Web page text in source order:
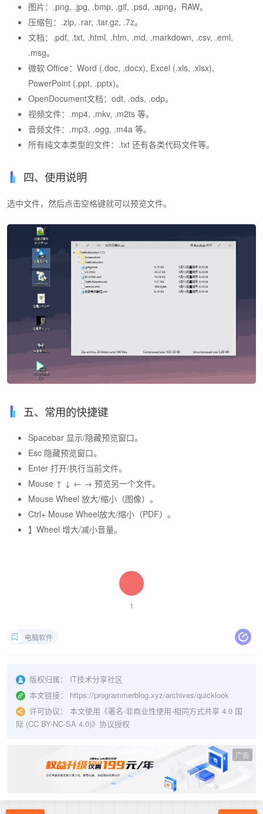
图片：.png, .jpg, .bmp, .gif, .psd, .apng，RAW。
压缩包：.zip, .rar, .tar.gz, .7z。
文档：.pdf, .txt, .html, .htm, .md, .markdown, .csv, .eml,
.msg。
微软 Office：Word (.doc, .docx), Excel (.xls, .xlsx),
PowerPoint (.ppt, .pptx)。
OpenDocument文档：odt, .ods, .odp。
视频文件：.mp4, .mkv, .m2ts 等。
音频文件：.mp3, .ogg, .m4a 等。
所有纯文本类型的文件：.txt 还有各类代码文件等。
四、使用说明
选中文件，然后点击空格键就可以预览文件。
五、常用的快捷键
Spacebar 显示/隐藏预览窗口。
Esc 隐藏预览窗口。
Enter 打开/执行当前文件。
Mouse ↑ ↓ ← → 预览另一个文件。
Mouse Wheel 放大/缩小（图像）。
Ctrl+ Mouse Wheel放大/缩小（PDF）。
】Wheel 增大/减小音量。
1
电脑软件
版权归属：
IT技术分享社区
本文链接：
https://programmerblog.xyz/archives/quicklook
许可协议：
本文使用《署名-非商业性使用-相同方式共享 4.0 国
际 (CC BY-NC-SA 4.0)》协议授权
广告